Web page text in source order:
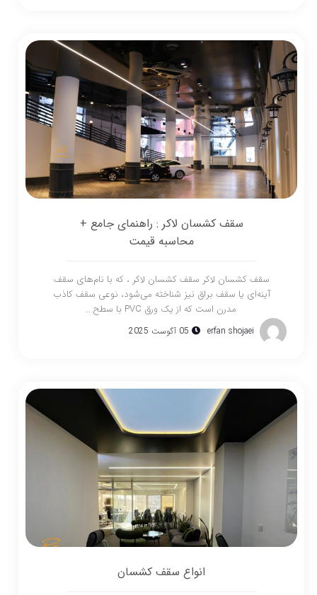
سقف کشسان لاکر : راهنمای جامع +
محاسبه قیمت
سقف کشسان لاکر سقف کشسان لاکر ، که با نام‌های سقف
آینه‌ای یا سقف براق نیز شناخته می‌شود، نوعی سقف کاذب
مدرن است که از یک ورق PVC با سطح...
erfan shojaei 05 آگوست 2025
انواع سقف کشسان